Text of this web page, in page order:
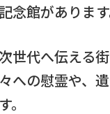
念館があります
世代へ伝える
への慰霊や、